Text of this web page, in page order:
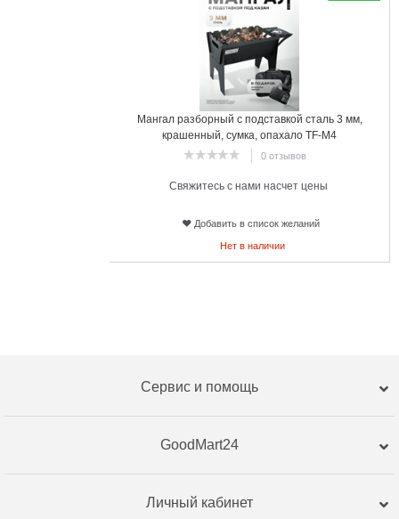
Мангал разборный с подставкой сталь 3 мм,
крашенный, сумка, опахало TF-М4
0 отзывов
Свяжитесь с нами насчет цены
Добавить в список желаний
Нет в наличии
Сервис и помощь
GoodMart24
Личный кабинет